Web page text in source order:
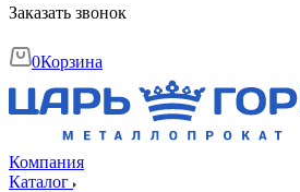
Заказать звонок
0Корзина
Компания
Каталог